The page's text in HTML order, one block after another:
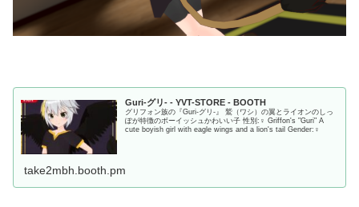
Guri-グリ- - YVT-STORE - BOOTH
グリフォン族の『Guri-グリ-』 鷲（ワシ）の翼とライオンのしっ
ぽが特徴のボーイッシュかわいい子 性別:♀ Griffon's "Guri" A
cute boyish girl with eagle wings and a lion's tail Gender:♀
take2mbh.booth.pm